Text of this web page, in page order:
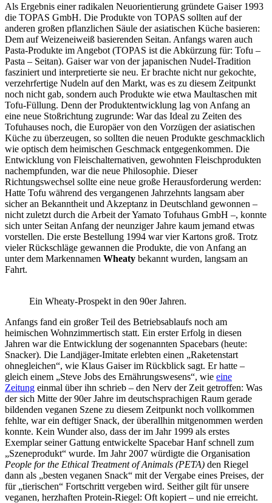
Als Ergebnis einer radikalen Neuorientierung gründete Gaiser 1993
die TOPAS GmbH. Die Produkte von TOPAS sollten auf der
anderen großen pflanzlichen Säule der asiatischen Küche basieren:
Dem auf Weizeneiweiß basierenden Seitan. Anfangs waren auch
Pasta-Produkte im Angebot (TOPAS ist die Abkürzung für: Tofu –
Pasta – Seitan). Gaiser war von der japanischen Nudel-Tradition
fasziniert und interpretierte sie neu. Er brachte nicht nur gekochte,
verzehrfertige Nudeln auf den Markt, was es zu diesem Zeitpunkt
noch nicht gab, sondern auch Produkte wie etwa Maultaschen mit
Tofu-Füllung. Denn der Produktentwicklung lag von Anfang an
eine neue Stoßrichtung zugrunde: War das Ideal zu Zeiten des
Tofuhauses noch, die Europäer von den Vorzügen der asiatischen
Küche zu überzeugen, so sollten die neuen Produkte geschmacklich
wie optisch dem heimischen Geschmack entgegenkommen. Die
Entwicklung von Fleischalternativen, gewohnten Fleischprodukten
nachempfunden, war die neue Philosophie. Dieser
Richtungswechsel sollte eine neue große Herausforderung werden:
Hatte Tofu während des vergangenen Jahrzehnts langsam aber
sicher an Bekanntheit und Akzeptanz in Deutschland gewonnen –
nicht zuletzt durch die Arbeit der Yamato Tofuhaus GmbH –, konnte
sich unter Seitan Anfang der neunziger Jahre kaum jemand etwas
vorstellen. Die erste Bestellung 1994 war vier Kartons groß. Trotz
vieler Rückschläge gewannen die Produkte, die von Anfang an
unter dem Markennamen Wheaty bekannt wurden, langsam an
Fahrt.
Ein Wheaty-Prospekt in den 90er Jahren.
Anfangs fand ein großer Teil des Betriebsablaufs noch am
heimischen Wohnzimmertisch statt. Ein erster Erfolg in diesen
Jahren war die Entwicklung der sogenannten Spacebars (heute:
Snacker). Die Landjäger-Imitate erlebten einen „Raketenstart
ohnegleichen“, wie Klaus Gaiser im Rückblick sagt. Er hatte –
gleich einem „Steve Jobs des Ernährungswesens“, wie eine
Zeitung einmal über ihn schrieb – den Nerv der Zeit getroffen: Was
der sich Mitte der 90er Jahre im deutschsprachigen Raum gerade
bildenden veganen Szene zu diesem Zeitpunkt noch vollkommen
fehlte, war ein deftiger Snack, der überallhin mitgenommen werden
konnte. Kein Wunder also, dass der im Jahr 1999 als erstes
Exemplar seiner Gattung entwickelte Spacebar Hanf schnell zum
„Szeneprodukt“ wurde. Im Jahr 2007 würdigte die Organisation
People for the Ethical Treatment of Animals (PETA) den Riegel
dann als „besten veganen Snack“ mit der Vergabe eines Preises, der
für „tierischen“ Fortschritt vergeben wird. Seither gilt für unsere
veganen, herzhaften Protein-Riegel: Oft kopiert – und nie erreicht.